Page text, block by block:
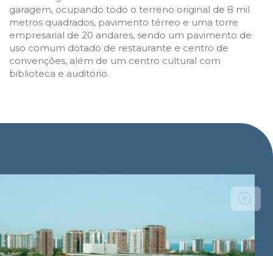
garagem, ocupando todo o terreno original de 8 mil
metros quadrados, pavimento térreo e uma torre
empresarial de 20 andares, sendo um pavimento de
uso comum dotado de restaurante e centro de
convenções, além de um centro cultural com
biblioteca e auditório.